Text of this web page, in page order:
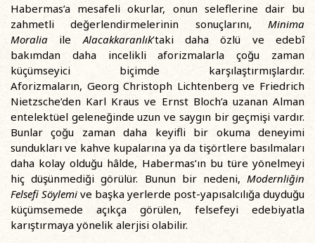
Habermas’a mesafeli okurlar, onun seleflerine dair bu
zahmetli değerlendirmelerinin sonuçlarını, Minima
Moralia ile Alacakkaranlık’taki daha özlü ve edebî
bakımdan daha incelikli aforizmalarla çoğu zaman
küçümseyici biçimde karşılaştırmışlardır.
Aforizmaların, Georg Christoph Lichtenberg ve Friedrich
Nietzsche’den Karl Kraus ve Ernst Bloch’a uzanan Alman
entelektüel geleneğinde uzun ve saygın bir geçmişi vardır.
Bunlar çoğu zaman daha keyifli bir okuma deneyimi
sundukları ve kahve kupalarına ya da tişörtlere basılmaları
daha kolay olduğu hâlde, Habermas’ın bu türe yönelmeyi
hiç düşünmediği görülür. Bunun bir nedeni, Modernliğin
Felsefi Söylemi ve başka yerlerde post-yapısalcılığa duyduğu
küçümsemede açıkça görülen, felsefeyi edebiyatla
karıştırmaya yönelik alerjisi olabilir.